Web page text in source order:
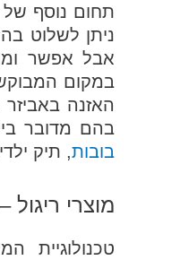
תחום נוסף של
ניתן לשלוט
אבל אפשר
במקום
האזנה באביזר
בהם מדובר
בובות, תיק
מוצרי